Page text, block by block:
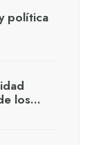
política
los…